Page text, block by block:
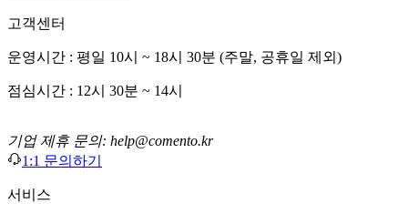
고객센터
운영시간 : 평일 10시 ~ 18시 30분 (주말, 공휴일 제외)
점심시간 : 12시 30분 ~ 14시
기업 제휴 문의: help@comento.kr
1:1 문의하기
서비스